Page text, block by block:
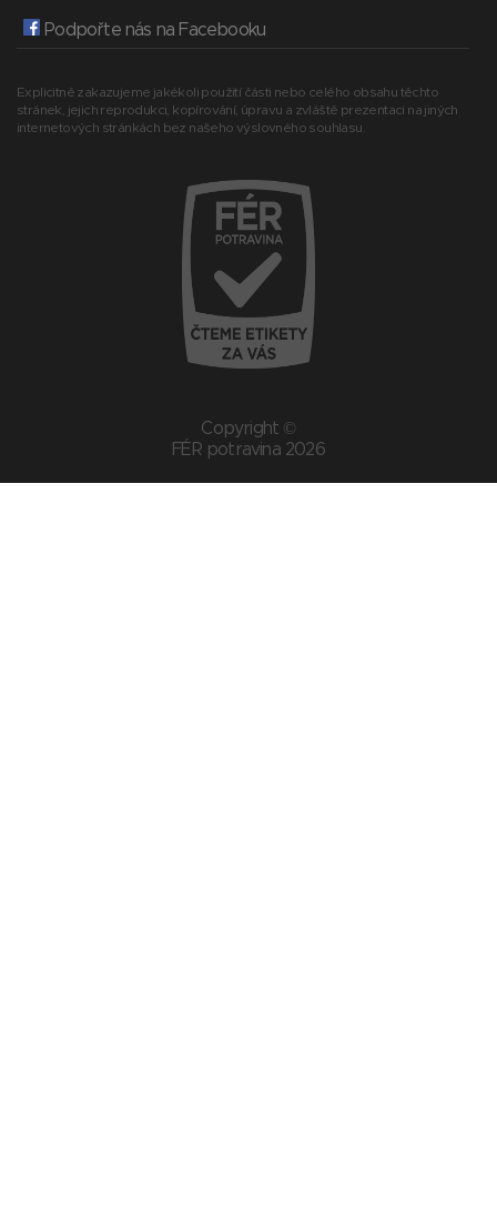
Podpořte nás na Facebooku
Explicitně zakazujeme jakékoli použití části nebo celého obsahu těchto
stránek, jejich reprodukci, kopírování, úpravu a zvláště prezentaci na jiných
internetových stránkách bez našeho výslovného souhlasu.
Copyright ©
FÉR potravina 2026